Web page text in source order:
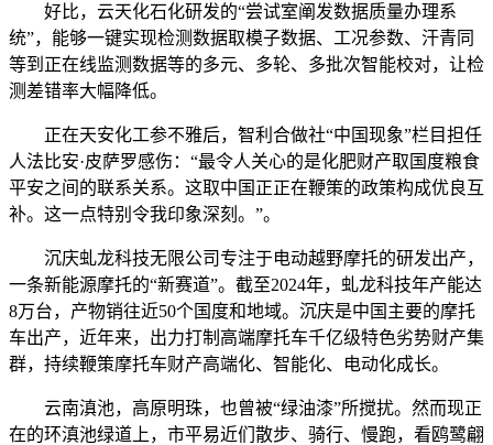
好比，云天化石化研发的“尝试室阐发数据质量办理系
统”，能够一键实现检测数据取模子数据、工况参数、汗青同
等到正在线监测数据等的多元、多轮、多批次智能校对，让检
测差错率大幅降低。
正在天安化工参不雅后，智利合做社“中国现象”栏目担任
人法比安·皮萨罗感伤：“最令人关心的是化肥财产取国度粮食
平安之间的联系关系。这取中国正正在鞭策的政策构成优良互
补。这一点特别令我印象深刻。”。
沉庆虬龙科技无限公司专注于电动越野摩托的研发出产，
一条新能源摩托的“新赛道”。截至2024年，虬龙科技年产能达
8万台，产物销往近50个国度和地域。沉庆是中国主要的摩托
车出产，近年来，出力打制高端摩托车千亿级特色劣势财产集
群，持续鞭策摩托车财产高端化、智能化、电动化成长。
云南滇池，高原明珠，也曾被“绿油漆”所搅扰。然而现正
在的环滇池绿道上，市平易近们散步、骑行、慢跑，看鸥鹭翩